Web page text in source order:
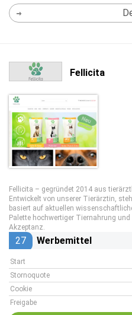
Fellicita
Fellicita – gegründet 2014 aus
Entwickelt von unserer Tierärztin,
basiert auf aktuellen
Palette hochwertiger Tiernahrung
Akzeptanz.
27 Werbemittel
Start
Stornoquote
Cookie
Freigabe